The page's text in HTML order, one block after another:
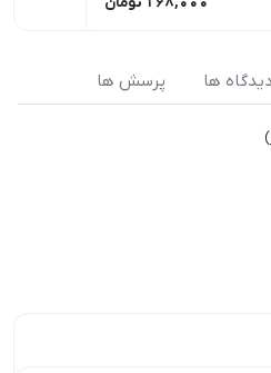
دیدگاه ها پرسش ها